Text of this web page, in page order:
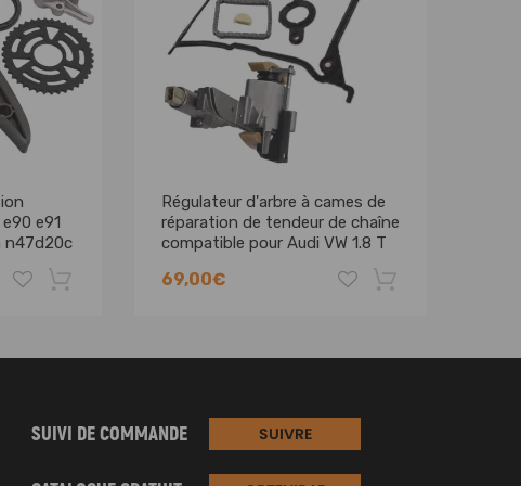
e91
n47d20c
Régulateur d'arbre à cames de
réparation de tendeur de chaîne
compatible pour Audi VW 1.8 T
69,00€
SUIVI DE COMMANDE SUIVRE